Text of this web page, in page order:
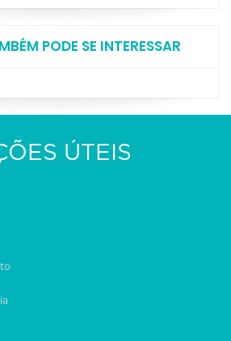
PODE SE INTERESSAR
ÚTEIS